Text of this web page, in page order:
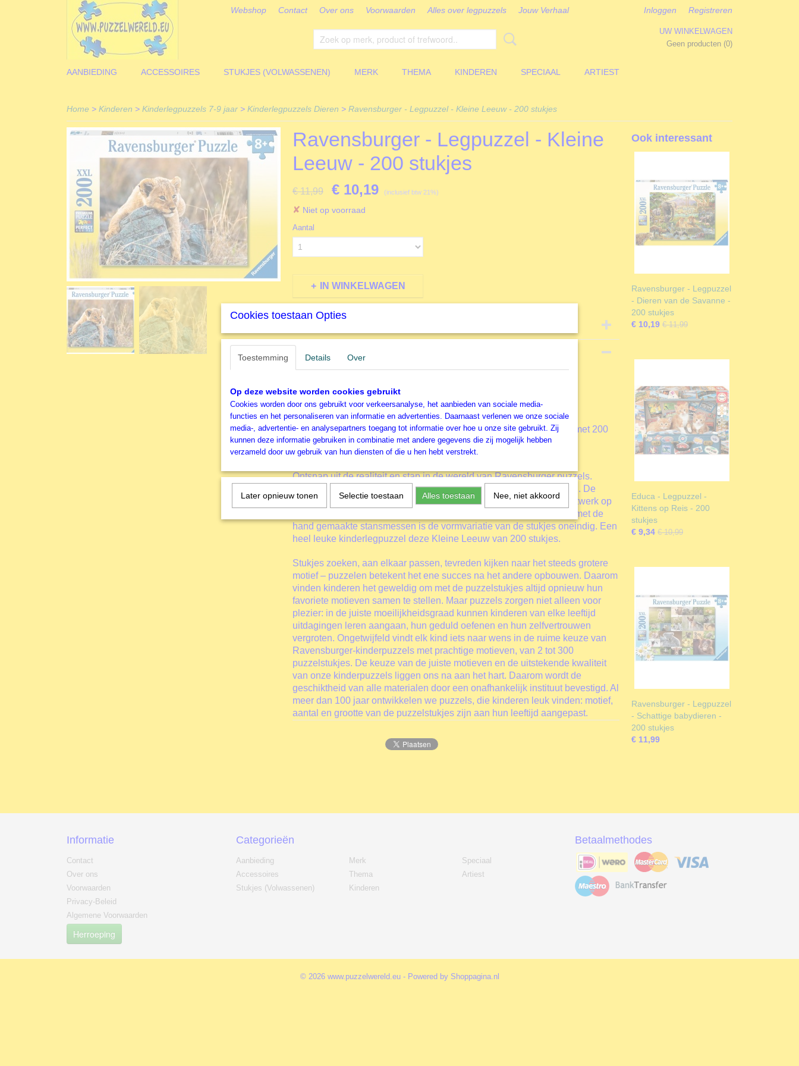
Webshop Contact Over ons Voorwaarden Alles over legpuzzels Jouw Verhaal Inloggen Registreren
UW WINKELWAGEN
Geen producten (0)
AANBIEDING ACCESSOIRES STUKJES (VOLWASSENEN) MERK THEMA KINDEREN SPECIAAL ARTIEST
Home > Kinderen > Kinderlegpuzzels 7-9 jaar > Kinderlegpuzzels Dieren > Ravensburger - Legpuzzel - Kleine Leeuw - 200 stukjes
Ravensburger - Legpuzzel - Kleine
Leeuw - 200 stukjes
€ 11,99 € 10,19 (inclusief btw 21%)
✘ Niet op voorraad
Aantal
IN WINKELWAGEN
Specificaties
Productcode
EAN code
Productcode leverancier
Ravensburger
Ravensburger Kinderlegpuzzel
Kinderen vanaf 8 jaar zullen genieten van de Kleine Leeuw puzzel met 200
stukjes.
Meer informatie
Ontsnap uit de realiteit en stap in de wereld van Ravensburger puzzels.
Tijdens het puzzelen ontdekken kinderen hun grootse vaardigheden. De
puzzelstukken zijn eenvoudiger te leggen. Het resultaat is een kunstwerk op
posterformaat dat in geen enkele kinderkamer misstaat. Dankzij de met de
hand gemaakte stansmessen is de vormvariatie van de stukjes oneindig. Een
heel leuke kinderlegpuzzel deze Kleine Leeuw van 200 stukjes.
Stukjes zoeken, aan elkaar passen, tevreden kijken naar het steeds grotere
motief – puzzelen betekent het ene succes na het andere opbouwen. Daarom
vinden kinderen het geweldig om met de puzzelstukjes altijd opnieuw hun
favoriete motieven samen te stellen. Maar puzzels zorgen niet alleen voor
plezier: in de juiste moeilijkheidsgraad kunnen kinderen van elke leeftijd
uitdagingen leren aangaan, hun geduld oefenen en hun zelfvertrouwen
vergroten. Ongetwijfeld vindt elk kind iets naar wens in de ruime keuze van
Ravensburger-kinderpuzzels met prachtige motieven, van 2 tot 300
puzzelstukjes. De keuze van de juiste motieven en de uitstekende kwaliteit
van onze kinderpuzzels liggen ons na aan het hart. Daarom wordt de
geschiktheid van alle materialen door een onafhankelijk instituut bevestigd. Al
meer dan 100 jaar ontwikkelen we puzzels, die kinderen leuk vinden: motief,
aantal en grootte van de puzzelstukjes zijn aan hun leeftijd aangepast.
Ook interessant
Ravensburger - Legpuzzel
- Dieren van de Savanne -
200 stukjes
€ 10,19 € 11,99
Educa - Legpuzzel -
Kittens op Reis - 200
stukjes
€ 9,34 € 10,99
Ravensburger - Legpuzzel
- Schattige babydieren -
200 stukjes
€ 11,99
Informatie
Contact
Over ons
Voorwaarden
Privacy-Beleid
Algemene Voorwaarden
Herroeping
Categorieën
Aanbieding
Accessoires
Stukjes (Volwassenen)
Merk
Thema
Kinderen
Speciaal
Artiest
Betaalmethodes
© 2026 www.puzzelwereld.eu - Powered by Shoppagina.nl
Cookies toestaan Opties
Toestemming Details Over
Op deze website worden cookies gebruikt
Cookies worden door ons gebruikt voor verkeersanalyse, het aanbieden van sociale media-
functies en het personaliseren van informatie en advertenties. Daarnaast verlenen we onze sociale
media-, advertentie- en analysepartners toegang tot informatie over hoe u onze site gebruikt. Zij
kunnen deze informatie gebruiken in combinatie met andere gegevens die zij mogelijk hebben
verzameld door uw gebruik van hun diensten of die u hen hebt verstrekt.
Later opnieuw tonen Selectie toestaan Alles toestaan Nee, niet akkoord